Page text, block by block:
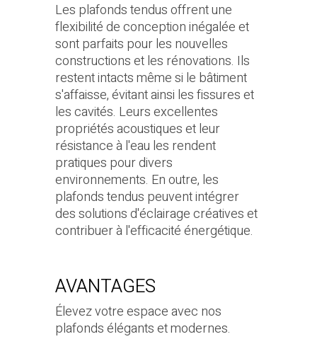
Les plafonds tendus offrent une
flexibilité de conception inégalée et
sont parfaits pour les nouvelles
constructions et les rénovations. Ils
restent intacts même si le bâtiment
s'affaisse, évitant ainsi les fissures et
les cavités. Leurs excellentes
propriétés acoustiques et leur
résistance à l'eau les rendent
pratiques pour divers
environnements. En outre, les
plafonds tendus peuvent intégrer
des solutions d'éclairage créatives et
contribuer à l'efficacité énergétique.
AVANTAGES
Élevez votre espace avec nos
plafonds élégants et modernes.